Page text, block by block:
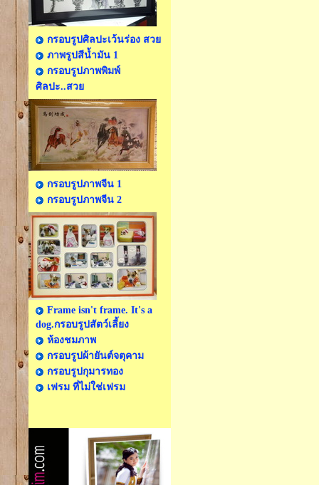
กรอบรูปศิลปะเว้นร่อง สวย
ภาพรูปสีน้ำมัน 1
กรอบรูปภาพพิมพ์
ศิลปะ..สวย
กรอบรูปภาพจีน 1
กรอบรูปภาพจีน 2
Frame isn't frame. It's a
dog.กรอบรูปสัตว์เลี้ยง
ห้องชมภาพ
กรอบรูปผ้ายันต์จตุคาม
กรอบรูปกุมารทอง
เฟรม ที่ไม่ใช่เฟรม